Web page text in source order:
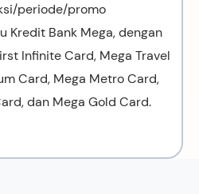
periode/promo
Kredit Bank Mega, dengan
Infinite Card, Mega Travel
Card, Mega Metro Card,
dan Mega Gold Card.